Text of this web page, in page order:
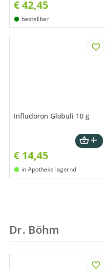
€42,45
bestellbar
Infludoron Globuli 10 g
€ 14,45
in Apotheke lagernd
Dr. Böhm